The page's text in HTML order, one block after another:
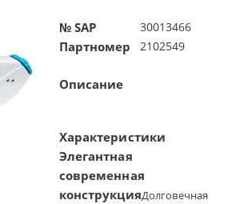
№ SAP 30013466
Партномер 2102549
Описание
Характеристики
Элегантная
современная
конструкцияДолговечная